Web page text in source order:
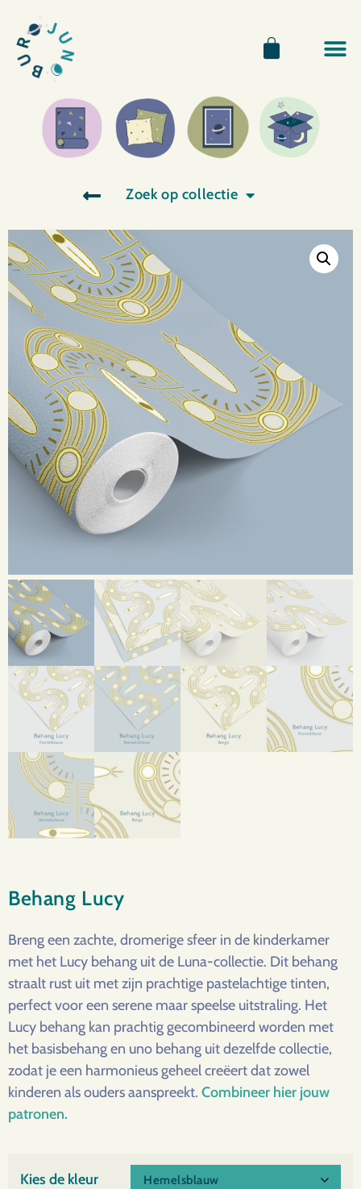
Zoek op collectie
Behang Lucy
Breng een zachte, dromerige sfeer in de kinderkamer
met het Lucy behang uit de Luna-collectie. Dit behang
straalt rust uit met zijn prachtige pastelachtige tinten,
perfect voor een serene maar speelse uitstraling. Het
Lucy behang kan prachtig gecombineerd worden met
het basisbehang en uno behang uit dezelfde collectie,
zodat je een harmonieus geheel creëert dat zowel
kinderen als ouders aanspreekt. Combineer hier jouw
patronen.
Kies de kleur